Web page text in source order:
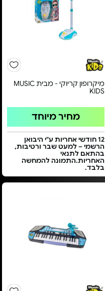
מיקרופון קריוקי - מבית MUSIC
KIDS
מחיר מיוחד
12 חודשי אחריות ע"י היבואן
הרשמי – למעט שבר ורטיבות,
בהתאם לתנאי
האחריות.התמונה להמחשה
בלבד.